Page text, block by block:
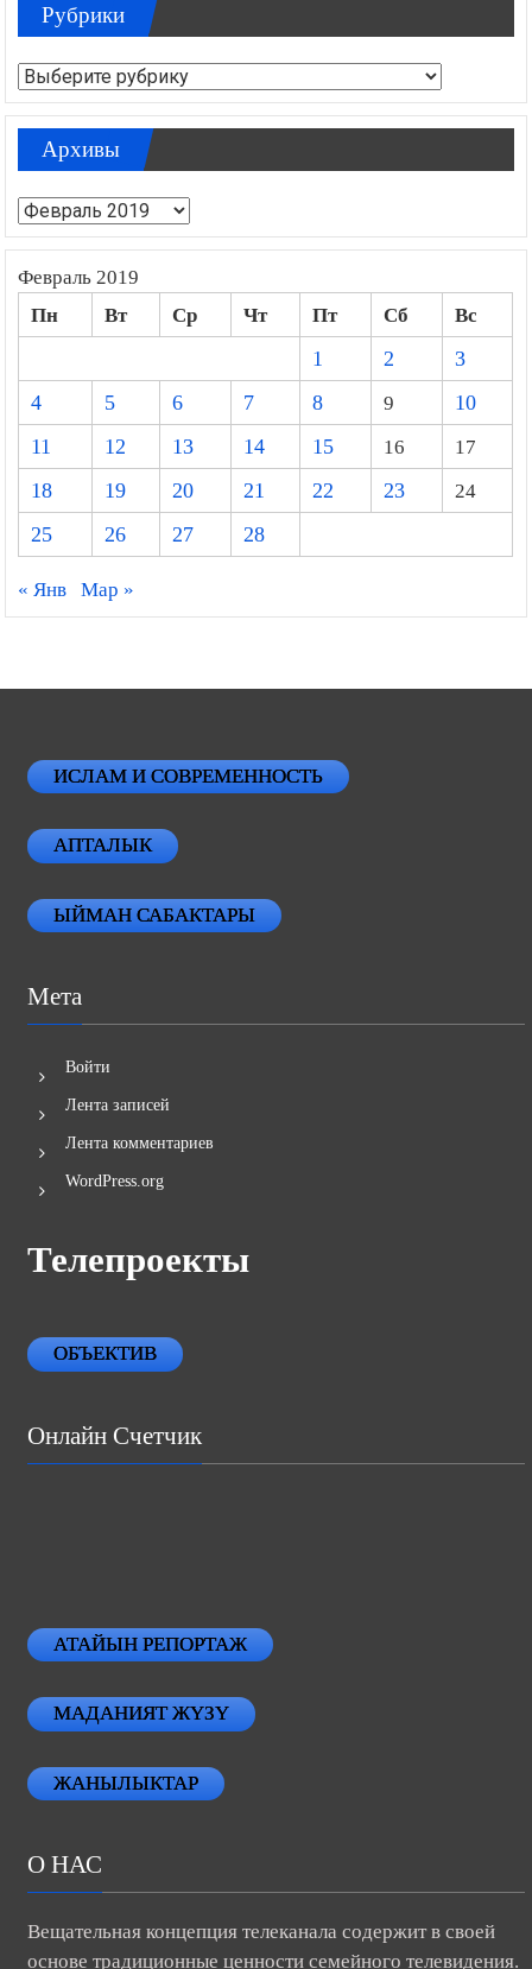
Рубрики
Рубрики
Архивы
Архивы
Февраль 2019
Пн Вт Ср Чт Пт Сб
Вс
1
2
3
4
5 6 7 8 9
10
11
12 13 14 15 16
17
18
19 20 21 22 23
24
25
26 27 28
« Янв Мар »
ИСЛАМ И СОВРЕМЕННОСТЬ
АПТАЛЫК
ЫЙМАН САБАКТАРЫ
Мета
Войти
Лента записей
Лента комментариев
WordPress.org
Телепроекты
ОБЪЕКТИВ
Онлайн Счетчик
АТАЙЫН РЕПОРТАЖ
МАДАНИЯТ ЖҮЗҮ
ЖАНЫЛЫКТАР
О НАС
Вещательная концепция телеканала содержит в своей
основе традиционные ценности семейного телевидения.